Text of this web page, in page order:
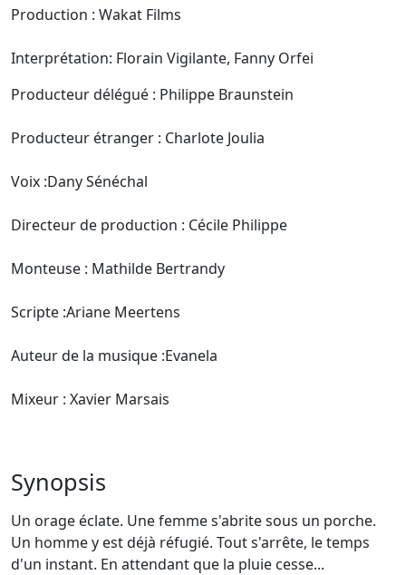
Production : Wakat Films
Interprétation: Florain Vigilante, Fanny Orfei
Producteur délégué : Philippe Braunstein
Producteur étranger : Charlote Joulia
Voix :Dany Sénéchal
Directeur de production : Cécile Philippe
Monteuse : Mathilde Bertrandy
Scripte :Ariane Meertens
Auteur de la musique :Evanela
Mixeur : Xavier Marsais
Synopsis
Un orage éclate. Une femme s'abrite sous un porche.
Un homme y est déjà réfugié. Tout s'arrête, le temps
d'un instant. En attendant que la pluie cesse...